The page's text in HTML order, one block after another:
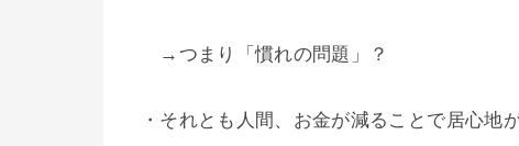
→つまり「慣れの問題」？
・それとも人間、お金が減ることで居心地